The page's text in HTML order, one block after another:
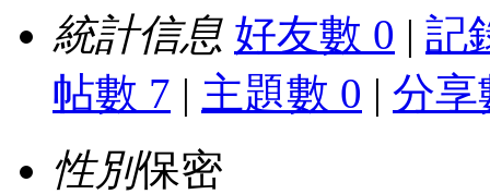
統計信息 好友數 0 | 記
帖數 7 | 主題數 0 | 分享
性別保密